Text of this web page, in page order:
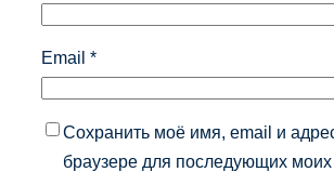
Email *
Сохранить моё имя, email и
браузере для последующих моих